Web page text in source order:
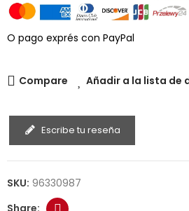
O pago exprés con PayPal
Compare Añadir a la lista de
Escribe tu reseña
SKU: 96330987